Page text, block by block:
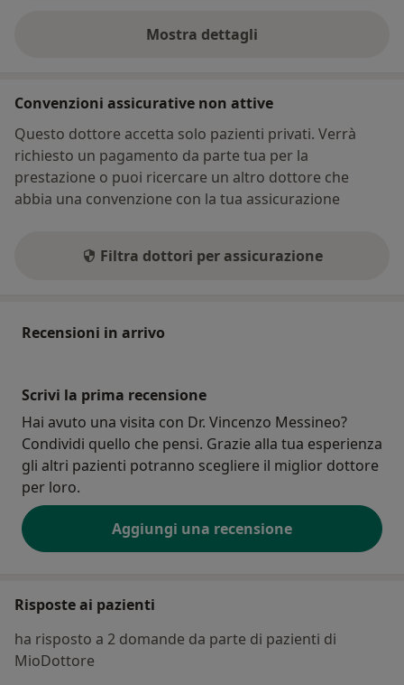
Mostra dettagli
sull'indirizzo
Convenzioni assicurative non attive
Questo dottore accetta solo pazienti privati. Verrà
richiesto un pagamento da parte tua per la
prestazione o puoi ricercare un altro dottore che
abbia una convenzione con la tua assicurazione
Filtra dottori per assicurazione
Recensioni in arrivo
Scrivi la prima recensione
Hai avuto una visita con Dr. Vincenzo Messineo?
Condividi quello che pensi. Grazie alla tua esperienza
gli altri pazienti potranno scegliere il miglior dottore
per loro.
Aggiungi una recensione
Risposte ai pazienti
ha risposto a 2 domande da parte di pazienti di
MioDottore